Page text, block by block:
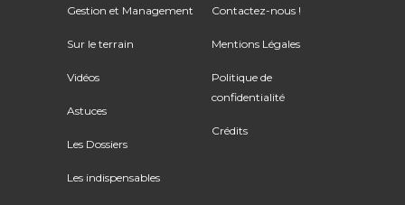
Gestion et Management
Sur le terrain
Vidéos
Astuces
Les Dossiers
Les indispensables
Contactez-nous !
Mentions Légales
Politique de
confidentialité
Crédits